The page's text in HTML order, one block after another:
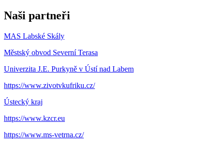
Naši partneři
MAS Labské Skály
Městský obvod Severní Terasa
Univerzita J.E. Purkyně v Ústí nad Labem
https://www.zivotvkufriku.cz/
Ústecký kraj
https://www.kzcr.eu
https://www.ms-vetrna.cz/